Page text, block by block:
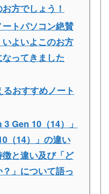
方でしょう！
トパソコン絶賛
よいよこのお方
ってきました
おすすめノート
Gen 10（14）」
（14）」の違い
と違い及び「ど
」について語っ